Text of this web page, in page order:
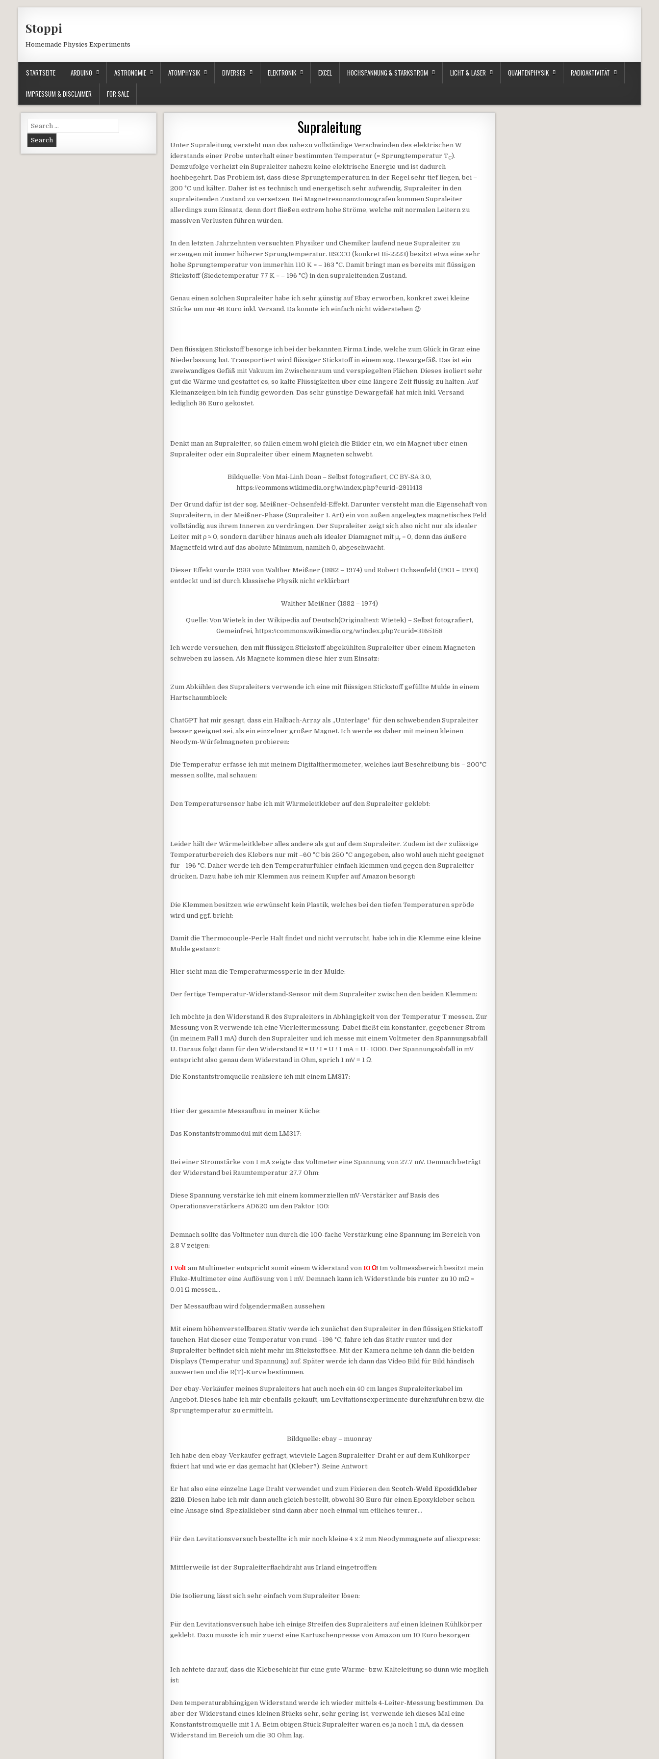
Stoppi
Homemade Physics Experiments
STARTSEITE ARDUINO ASTRONOMIE ATOMPHYSIK DIVERSES ELEKTRONIK EXCEL HOCHSPANNUNG & STARKSTROM LICHT & LASER QUANTENPHYSIK RADIOAKTIVITÄT
IMPRESSUM & DISCLAIMER FOR SALE
Supraleitung
Unter Supraleitung versteht man das nahezu vollständige Verschwinden des elektrischen W
iderstands einer Probe unterhalt einer bestimmten Temperatur (= Sprungtemperatur TC).
Demzufolge verheizt ein Supraleiter nahezu keine elektrische Energie und ist dadurch
hochbegehrt. Das Problem ist, dass diese Sprungtemperaturen in der Regel sehr tief liegen, bei –
200 °C und kälter. Daher ist es technisch und energetisch sehr aufwendig, Supraleiter in den
supraleitenden Zustand zu versetzen. Bei Magnetresonanztomografen kommen Supraleiter
allerdings zum Einsatz, denn dort fließen extrem hohe Ströme, welche mit normalen Leitern zu
massiven Verlusten führen würden.
In den letzten Jahrzehnten versuchten Physiker und Chemiker laufend neue Supraleiter zu
erzeugen mit immer höherer Sprungtemperatur. BSCCO (konkret Bi-2223) besitzt etwa eine sehr
hohe Sprungtemperatur von immerhin 110 K = – 163 °C. Damit bringt man es bereits mit flüssigen
Stickstoff (Siedetemperatur 77 K = – 196 °C) in den supraleitenden Zustand.
Genau einen solchen Supraleiter habe ich sehr günstig auf Ebay erworben, konkret zwei kleine
Stücke um nur 46 Euro inkl. Versand. Da konnte ich einfach nicht widerstehen 😉
Den flüssigen Stickstoff besorge ich bei der bekannten Firma Linde, welche zum Glück in Graz eine
Niederlassung hat. Transportiert wird flüssiger Stickstoff in einem sog. Dewargefäß. Das ist ein
zweiwandiges Gefäß mit Vakuum im Zwischenraum und verspiegelten Flächen. Dieses isoliert sehr
gut die Wärme und gestattet es, so kalte Flüssigkeiten über eine längere Zeit flüssig zu halten. Auf
Kleinanzeigen bin ich fündig geworden. Das sehr günstige Dewargefäß hat mich inkl. Versand
lediglich 36 Euro gekostet.
Denkt man an Supraleiter, so fallen einem wohl gleich die Bilder ein, wo ein Magnet über einen
Supraleiter oder ein Supraleiter über einem Magneten schwebt.
Bildquelle: Von Mai-Linh Doan – Selbst fotografiert, CC BY-SA 3.0,
https://commons.wikimedia.org/w/index.php?curid=2911413
Der Grund dafür ist der sog. Meißner-Ochsenfeld-Effekt. Darunter versteht man die Eigenschaft von
Supraleitern, in der Meißner-Phase (Supraleiter 1. Art) ein von außen angelegtes magnetisches Feld
vollständig aus ihrem Inneren zu verdrängen. Der Supraleiter zeigt sich also nicht nur als idealer
Leiter mit ρ ≈ 0, sondern darüber hinaus auch als idealer Diamagnet mit μr = 0, denn das äußere
Magnetfeld wird auf das abolute Minimum, nämlich 0, abgeschwächt.
Dieser Effekt wurde 1933 von Walther Meißner (1882 – 1974) und Robert Ochsenfeld (1901 – 1993)
entdeckt und ist durch klassische Physik nicht erklärbar!
Walther Meißner (1882 – 1974)
Quelle: Von Wietek in der Wikipedia auf Deutsch(Originaltext: Wietek) – Selbst fotografiert,
Gemeinfrei, https://commons.wikimedia.org/w/index.php?curid=3165158
Ich werde versuchen, den mit flüssigen Stickstoff abgekühlten Supraleiter über einem Magneten
schweben zu lassen. Als Magnete kommen diese hier zum Einsatz:
Zum Abkühlen des Supraleiters verwende ich eine mit flüssigen Stickstoff gefüllte Mulde in einem
Hartschaumblock:
ChatGPT hat mir gesagt, dass ein Halbach-Array als „Unterlage“ für den schwebenden Supraleiter
besser geeignet sei, als ein einzelner großer Magnet. Ich werde es daher mit meinen kleinen
Neodym-Würfelmagneten probieren:
Die Temperatur erfasse ich mit meinem Digitalthermometer, welches laut Beschreibung bis – 200°C
messen sollte, mal schauen:
Den Temperatursensor habe ich mit Wärmeleitkleber auf den Supraleiter geklebt:
Leider hält der Wärmeleitkleber alles andere als gut auf dem Supraleiter. Zudem ist der zulässige
Temperaturbereich des Klebers nur mit –60 °C bis 250 °C angegeben, also wohl auch nicht geeignet
für –196 °C. Daher werde ich den Temperaturfühler einfach klemmen und gegen den Supraleiter
drücken. Dazu habe ich mir Klemmen aus reinem Kupfer auf Amazon besorgt:
Die Klemmen besitzen wie erwünscht kein Plastik, welches bei den tiefen Temperaturen spröde
wird und ggf. bricht:
Damit die Thermocouple-Perle Halt findet und nicht verrutscht, habe ich in die Klemme eine kleine
Mulde gestanzt:
Hier sieht man die Temperaturmessperle in der Mulde:
Der fertige Temperatur-Widerstand-Sensor mit dem Supraleiter zwischen den beiden Klemmen:
Ich möchte ja den Widerstand R des Supraleiters in Abhängigkeit von der Temperatur T messen. Zur
Messung von R verwende ich eine Vierleitermessung. Dabei fließt ein konstanter, gegebener Strom
(in meinem Fall 1 mA) durch den Supraleiter und ich messe mit einem Voltmeter den Spannungsabfall
U. Daraus folgt dann für den Widerstand R = U / I = U / 1 mA ≡ U · 1000. Der Spannungsabfall in mV
entspricht also genau dem Widerstand in Ohm, sprich 1 mV ≡ 1 Ω.
Die Konstantstromquelle realisiere ich mit einem LM317:
Hier der gesamte Messaufbau in meiner Küche:
Das Konstantstrommodul mit dem LM317:
Bei einer Stromstärke von 1 mA zeigte das Voltmeter eine Spannung von 27.7 mV. Demnach beträgt
der Widerstand bei Raumtemperatur 27.7 Ohm:
Diese Spannung verstärke ich mit einem kommerziellen mV-Verstärker auf Basis des
Operationsverstärkers AD620 um den Faktor 100:
Demnach sollte das Voltmeter nun durch die 100-fache Verstärkung eine Spannung im Bereich von
2.8 V zeigen:
1 Volt am Multimeter entspricht somit einem Widerstand von10 Ω! Im Voltmessbereich besitzt mein
Fluke-Multimeter eine Auflösung von 1 mV. Demnach kann ich Widerstände bis runter zu 10 mΩ =
0.01 Ω messen…
Der Messaufbau wird folgendermaßen aussehen:
Mit einem höhenverstellbaren Stativ werde ich zunächst den Supraleiter in den flüssigen Stickstoff
tauchen. Hat dieser eine Temperatur von rund –196 °C, fahre ich das Stativ runter und der
Supraleiter befindet sich nicht mehr im Stickstoffsee. Mit der Kamera nehme ich dann die beiden
Displays (Temperatur und Spannung) auf. Später werde ich dann das Video Bild für Bild händisch
auswerten und die R(T)-Kurve bestimmen.
Der ebay-Verkäufer meines Supraleiters hat auch noch ein 40 cm langes Supraleiterkabel im
Angebot. Dieses habe ich mir ebenfalls gekauft, um Levitationsexperimente durchzuführen bzw. die
Sprungtemperatur zu ermitteln.
Bildquelle: ebay – muonray
Ich habe den ebay-Verkäufer gefragt, wieviele Lagen Supraleiter-Draht er auf dem Kühlkörper
fixiert hat und wie er das gemacht hat (Kleber?). Seine Antwort:
Er hat also eine einzelne Lage Draht verwendet und zum Fixieren den Scotch-Weld Epoxidkleber
2216. Diesen habe ich mir dann auch gleich bestellt, obwohl 30 Euro für einen Epoxykleber schon
eine Ansage sind. Spezialkleber sind dann aber noch einmal um etliches teurer…
Für den Levitationsversuch bestellte ich mir noch kleine 4 x 2 mm Neodymmagnete auf aliexpress:
Mittlerweile ist der Supraleiterflachdraht aus Irland eingetroffen:
Die Isolierung lässt sich sehr einfach vom Supraleiter lösen:
Für den Levitationsversuch habe ich einige Streifen des Supraleiters auf einen kleinen Kühlkörper
geklebt. Dazu musste ich mir zuerst eine Kartuschenpresse von Amazon um 10 Euro besorgen:
Ich achtete darauf, dass die Klebeschicht für eine gute Wärme- bzw. Kälteleitung so dünn wie möglich
ist:
Den temperaturabhängigen Widerstand werde ich wieder mittels 4-Leiter-Messung bestimmen. Da
aber der Widerstand eines kleinen Stücks sehr, sehr gering ist, verwende ich dieses Mal eine
Konstantstromquelle mit 1 A. Beim obigen Stück Supraleiter waren es ja noch 1 mA, da dessen
Widerstand im Bereich um die 30 Ohm lag.
Search for: